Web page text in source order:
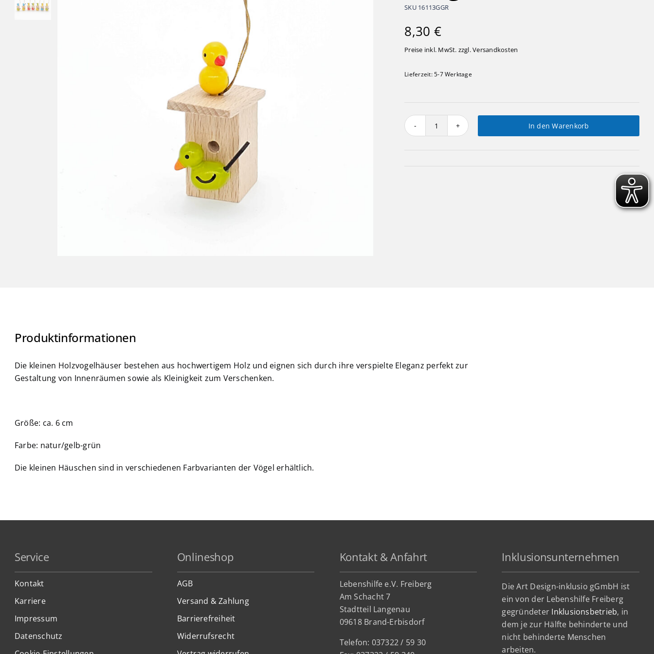
SKU 16113GGR
8,30€
Preise inkl. MwSt. zzgl.Versandkosten
Lieferzeit: 5-7 Werktage
Vogelhäuschen
In den Warenkorb
Produktinformationen
Die kleinen Holzvogelhäuser bestehen aus hochwertigem Holz und eignen sich durch ihre verspielte Eleganz perfekt zur
Gestaltung von Innenräumen sowie als Kleinigkeit zum Verschenken.
Größe: ca. 6 cm
Farbe: natur/gelb-grün
Die kleinen Häuschen sind in verschiedenen Farbvarianten der Vögel erhältlich.
Service
Kontakt
Karriere
Impressum
Datenschutz
Onlineshop
AGB
Versand & Zahlung
Barrierefreiheit
Widerrufsrecht
Kontakt & Anfahrt
Lebenshilfe e.V. Freiberg
Am Schacht 7
Stadtteil Langenau
09618 Brand-Erbisdorf
Telefon: 037322 / 59 30
Inklusionsunternehmen
Die Art Design-inklusio gGmbH ist
ein von der Lebenshilfe Freiberg
gegründeter Inklusionsbetrieb, in
dem je zur Hälfte behinderte und
nicht behinderte Menschen
arbeiten.